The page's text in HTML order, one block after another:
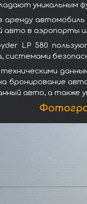
уникальным
в аэропорты
LP 580
бронирование
авто, а